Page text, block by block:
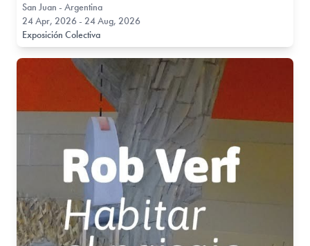
San Juan - Argentina
24 Apr, 2026 - 24 Aug, 2026
Exposición Colectiva